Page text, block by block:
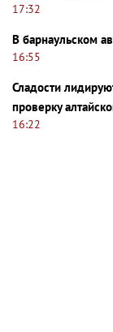
17:32
В барнаульском
16:55
Сладости
проверку
16:22